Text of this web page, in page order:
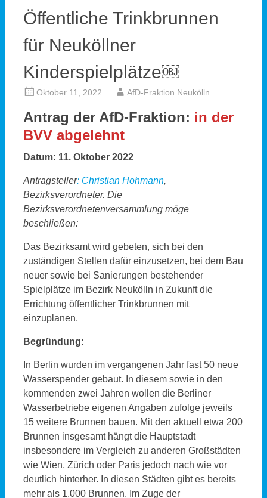
Öffentliche Trinkbrunnen
für Neuköllner
Kinderspielplätze￼
Oktober 11, 2022 AfD-Fraktion Neukölln
Antrag der AfD-Fraktion: in der
BVV abgelehnt
Datum: 11. Oktober 2022
Antragsteller: Christian Hohmann,
Bezirksverordneter. Die
Bezirksverordnetenversammlung möge
beschließen:
Das Bezirksamt wird gebeten, sich bei den
zuständigen Stellen dafür einzusetzen, bei dem Bau
neuer sowie bei Sanierungen bestehender
Spielplätze im Bezirk Neukölln in Zukunft die
Errichtung öffentlicher Trinkbrunnen mit
einzuplanen.
Begründung:
In Berlin wurden im vergangenen Jahr fast 50 neue
Wasserspender gebaut. In diesem sowie in den
kommenden zwei Jahren wollen die Berliner
Wasserbetriebe eigenen Angaben zufolge jeweils
15 weitere Brunnen bauen. Mit den aktuell etwa 200
Brunnen insgesamt hängt die Hauptstadt
insbesondere im Vergleich zu anderen Großstädten
wie Wien, Zürich oder Paris jedoch nach wie vor
deutlich hinterher. In diesen Städten gibt es bereits
mehr als 1.000 Brunnen. Im Zuge der